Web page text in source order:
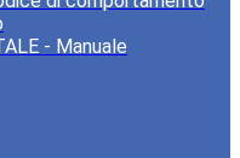
- Manuale